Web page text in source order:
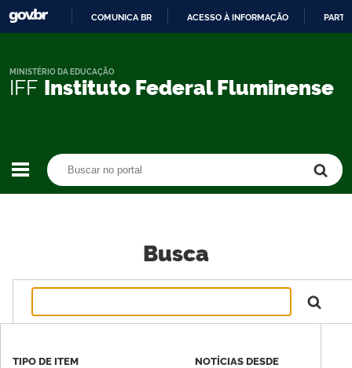
CONTEÚDO
COMUNICA BR ACESSO À INFORMAÇÃO
IFF Instituto Federal Fluminense
MINISTÉRIO DA EDUCAÇÃO
Busca
TIPO DE ITEM NOTÍCIAS DESDE